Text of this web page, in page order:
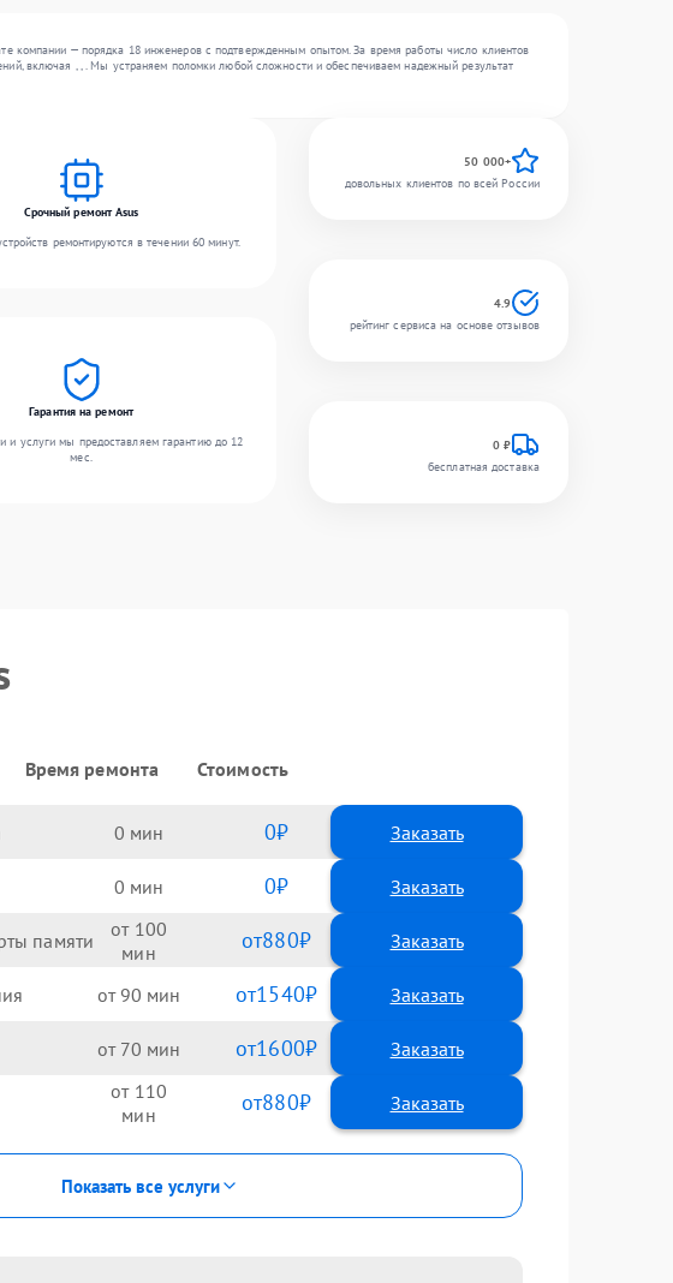
компании — порядка 18 инженеров с подтвержденным опытом. За время работы число клиентов
включая , , . Мы устраняем поломки любой сложности и обеспечиваем надежный результат
Срочный ремонт Asus
ремонтируются в течении 60 минут.
Гарантия на ремонт
и услуги мы предоставляем гарантию до 12
мес.
50 000+
довольных клиентов по всей России
4.9
рейтинг сервиса на основе отзывов
0 ₽
бесплатная доставка
Время ремонта Стоимость
0 0 Заказать
0 0 Заказать
памяти 100 880
90 1540
70 1600
110 880
Показать все услуги